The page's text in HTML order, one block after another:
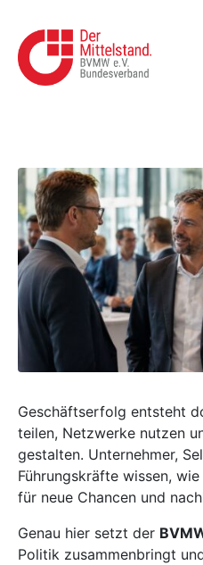
Geschäftserfolg entsteht
teilen, Netzwerke nutzen
gestalten. Unternehmer,
Führungskräfte wissen,
für neue Chancen und
Genau hier setzt der
Politik zusammenbringt